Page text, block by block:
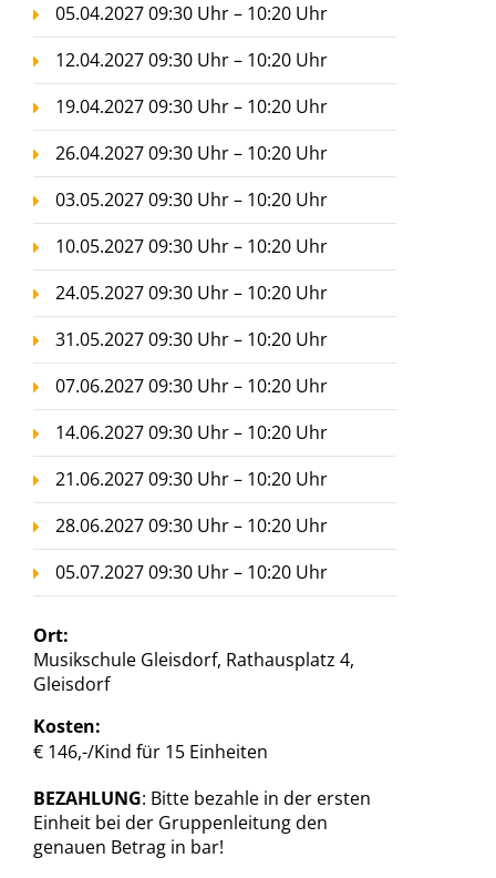
05.04.2027 09:30 Uhr – 10:20 Uhr
12.04.2027 09:30 Uhr – 10:20 Uhr
19.04.2027 09:30 Uhr – 10:20 Uhr
26.04.2027 09:30 Uhr – 10:20 Uhr
03.05.2027 09:30 Uhr – 10:20 Uhr
10.05.2027 09:30 Uhr – 10:20 Uhr
24.05.2027 09:30 Uhr – 10:20 Uhr
31.05.2027 09:30 Uhr – 10:20 Uhr
07.06.2027 09:30 Uhr – 10:20 Uhr
14.06.2027 09:30 Uhr – 10:20 Uhr
21.06.2027 09:30 Uhr – 10:20 Uhr
28.06.2027 09:30 Uhr – 10:20 Uhr
05.07.2027 09:30 Uhr – 10:20 Uhr
Ort:
Musikschule Gleisdorf, Rathausplatz 4,
Gleisdorf
Kosten:
€ 146,-/Kind für 15 Einheiten
BEZAHLUNG: Bitte bezahle in der ersten
Einheit bei der Gruppenleitung den
genauen Betrag in bar!